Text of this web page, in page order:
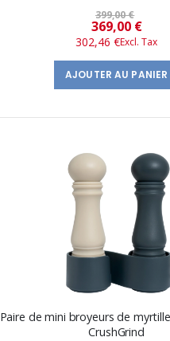
399,00 €
Prix
spécial
369,00 €
302,46 €
AJOUTER AU PANIER
Paire de mini broyeurs de
CrushGrind